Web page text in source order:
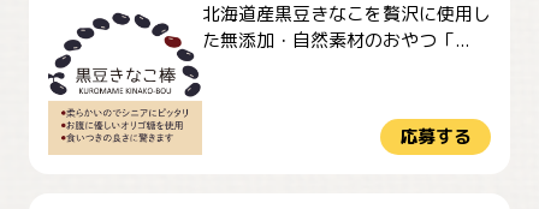
北海道産黒豆きなこを贅沢に使用し
た無添加・自然素材のおやつ「...
応募する